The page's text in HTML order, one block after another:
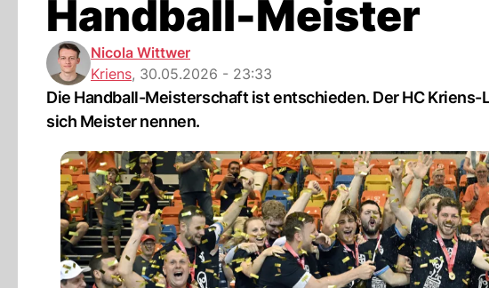
Handball-Meister
Nicola Wittwer
Kriens, 30.05.2026 - 23:33
Die Handball-Meisterschaft ist entschieden. Der HC
sich Meister nennen.